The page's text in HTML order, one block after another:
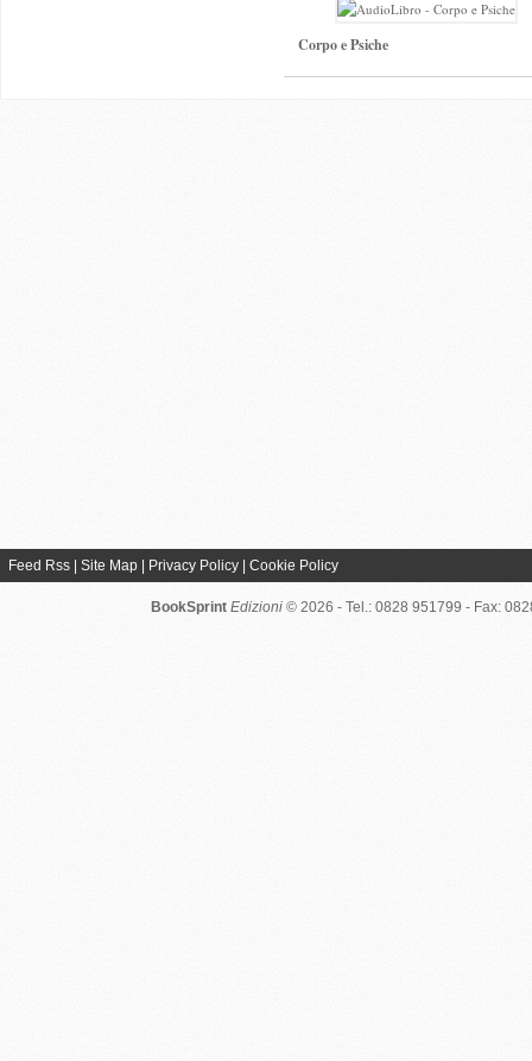
Corpo e Psiche
Feed Rss Site Map Privacy Policy Cookie Policy
BookSprint Edizioni © 2026 - Tel.: 0828 951799 - Fax: